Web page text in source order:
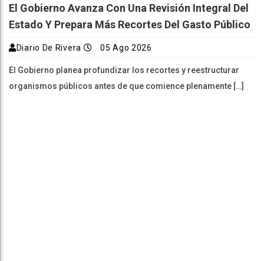
El Gobierno Avanza Con Una Revisión Integral Del
Estado Y Prepara Más Recortes Del Gasto Público
Diario De Rivera 05 Ago 2026
El Gobierno planea profundizar los recortes y reestructurar
organismos públicos antes de que comience plenamente […]